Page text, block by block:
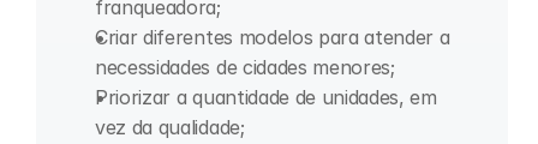
franqueadora;
Criar diferentes modelos para atender a
necessidades de cidades menores;
Priorizar a quantidade de unidades, em
vez da qualidade;